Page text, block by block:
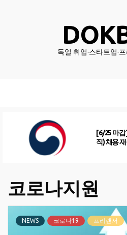
독일 취업·스타트업·
[6/25 마
직) 채용
코로나지원
NEWS 코로나19 프리랜서